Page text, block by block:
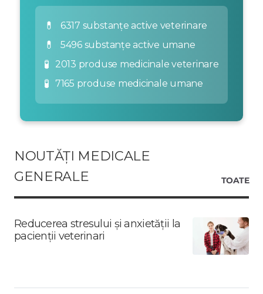
💊 6317 substanțe active veterinare
💊 5496 substanțe active umane
🧪 2013 produse medicinale veterinare
🧪 7165 produse medicinale umane
NOUTĂȚI MEDICALE
GENERALE
TOATE
Reducerea stresului și anxietății la
pacienții veterinari